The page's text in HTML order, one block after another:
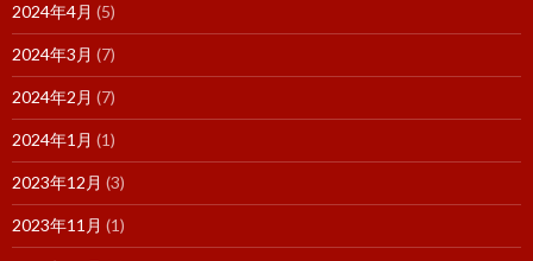
2024年4月 (5)
2024年3月 (7)
2024年2月 (7)
2024年1月 (1)
2023年12月 (3)
2023年11月 (1)